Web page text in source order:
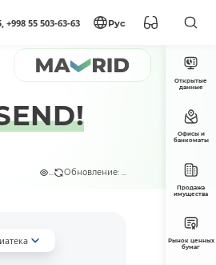
+998 55 503-63-63 Рус
... Обновление: ...
Открытые
данные
Офисы и
банкоматы
Продажа
имущества
Рынок ценных
бумаг